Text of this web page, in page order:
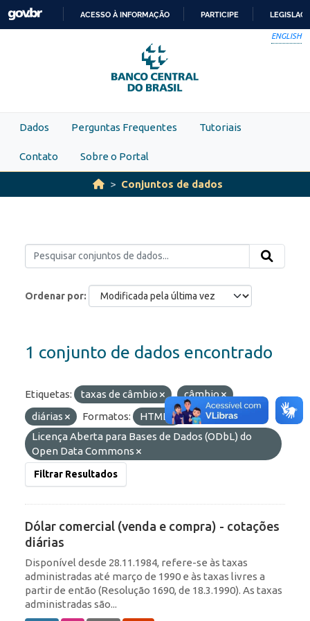
Skip to main content
PARA
O
CONTEÚDO
ACESSO À INFORMAÇÃO PARTICIPE
ENGLISH
Dados Perguntas Frequentes Tutoriais
Contato Sobre o Portal
Conjuntos de dados
Ordenar por
1 conjunto de dados encontrado
Etiquetas: taxas de câmbio
câmbio
diárias
Formatos: HTML
Licenças:
Licença Aberta para Bases de Dados (ODbL) do
Open Data Commons
Filtrar Resultados
Dólar comercial (venda e compra) - cotações
diárias
Disponível desde 28.11.1984, refere-se às taxas
administradas até março de 1990 e às taxas livres a
partir de então (Resolução 1690, de 18.3.1990). As taxas
administradas são...